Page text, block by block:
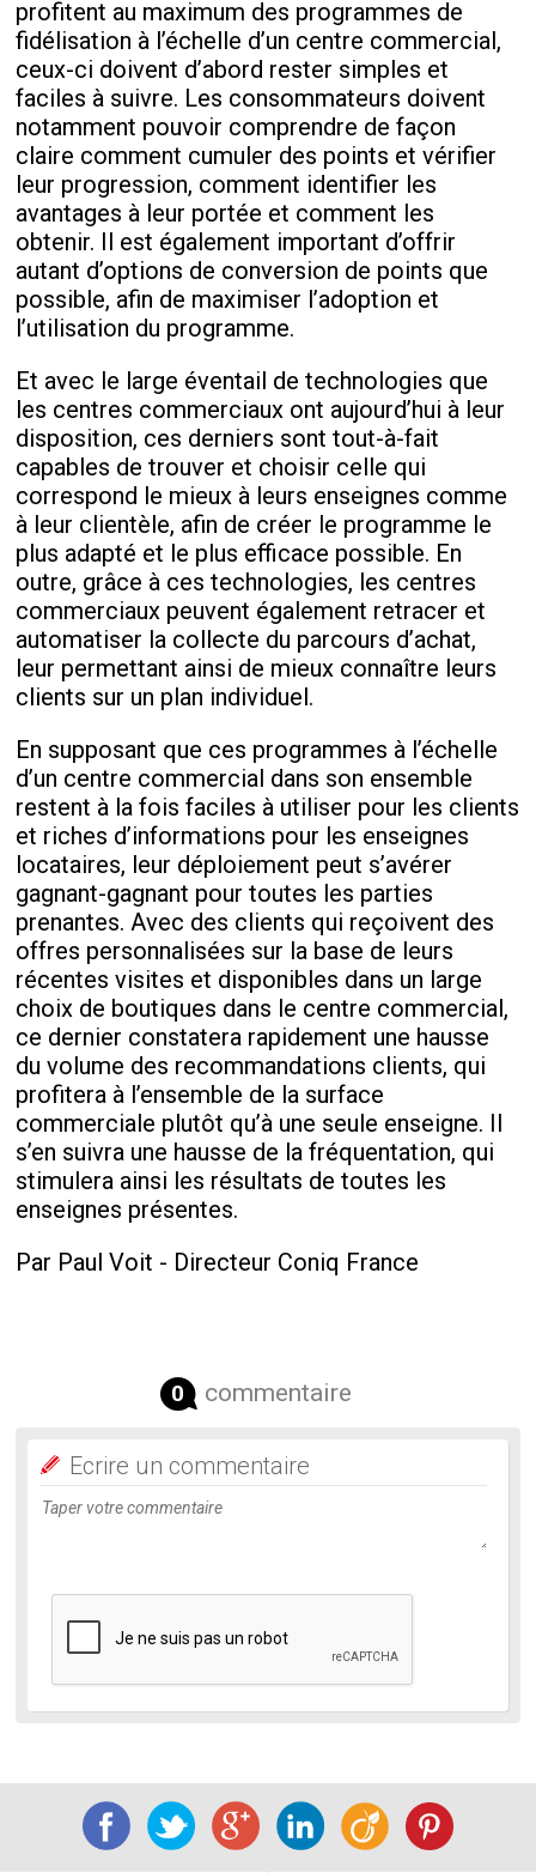
profitent au maximum des programmes de
fidélisation à l’échelle d’un centre commercial,
ceux-ci doivent d’abord rester simples et
faciles à suivre. Les consommateurs doivent
notamment pouvoir comprendre de façon
claire comment cumuler des points et vérifier
leur progression, comment identifier les
avantages à leur portée et comment les
obtenir. Il est également important d’offrir
autant d’options de conversion de points que
possible, afin de maximiser l’adoption et
l’utilisation du programme.
Et avec le large éventail de technologies que
les centres commerciaux ont aujourd’hui à leur
disposition, ces derniers sont tout-à-fait
capables de trouver et choisir celle qui
correspond le mieux à leurs enseignes comme
à leur clientèle, afin de créer le programme le
plus adapté et le plus efficace possible. En
outre, grâce à ces technologies, les centres
commerciaux peuvent également retracer et
automatiser la collecte du parcours d’achat,
leur permettant ainsi de mieux connaître leurs
clients sur un plan individuel.
En supposant que ces programmes à l’échelle
d’un centre commercial dans son ensemble
restent à la fois faciles à utiliser pour les clients
et riches d’informations pour les enseignes
locataires, leur déploiement peut s’avérer
gagnant-gagnant pour toutes les parties
prenantes. Avec des clients qui reçoivent des
offres personnalisées sur la base de leurs
récentes visites et disponibles dans un large
choix de boutiques dans le centre commercial,
ce dernier constatera rapidement une hausse
du volume des recommandations clients, qui
profitera à l’ensemble de la surface
commerciale plutôt qu’à une seule enseigne. Il
s’en suivra une hausse de la fréquentation, qui
stimulera ainsi les résultats de toutes les
enseignes présentes.
Par Paul Voit - Directeur Coniq France
0 commentaire
Ecrire un commentaire